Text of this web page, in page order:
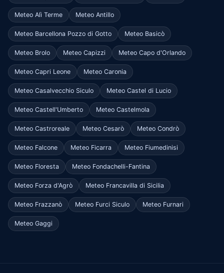
Meteo Alì Terme Meteo Antillo
Meteo Barcellona Pozzo di Gotto Meteo Basicò
Meteo Brolo Meteo Capizzi Meteo Capo d'Orlando
Meteo Capri Leone Meteo Caronia
Meteo Casalvecchio Siculo Meteo Castel di Lucio
Meteo Castell'Umberto Meteo Castelmola
Meteo Castroreale Meteo Cesarò Meteo Condrò
Meteo Falcone Meteo Ficarra Meteo Fiumedinisi
Meteo Floresta Meteo Fondachelli-Fantina
Meteo Forza d'Agrò Meteo Francavilla di Sicilia
Meteo Frazzanò Meteo Furci Siculo Meteo Furnari
Meteo Gaggi